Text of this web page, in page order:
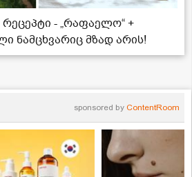
- „რაფაელო“ +
ნამცხვარიც მზად არის!
sponsored by ContentRoom